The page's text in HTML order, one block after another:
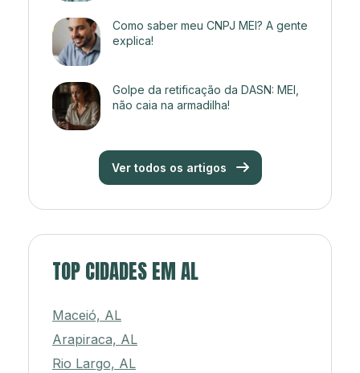
Como saber meu CNPJ MEI? A gente
explica!
Golpe da retificação da DASN: MEI,
não caia na armadilha!
Ver todos os artigos
TOP CIDADES EM AL
Maceió, AL
Arapiraca, AL
Rio Largo, AL